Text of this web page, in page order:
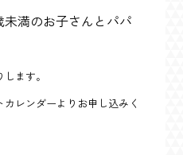
満のお子さんとパパ
ます。
レンダーよりお申し込みく